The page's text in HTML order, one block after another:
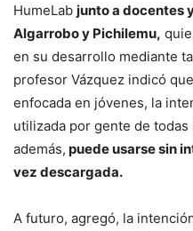
HumeLab junto a docentes
Algarrobo y Pichilemu,
en su desarrollo mediante
profesor Vázquez indicó
enfocada en jóvenes, la
utilizada por gente de todas
además, puede usarse sin
vez descargada.
A futuro, agregó, la